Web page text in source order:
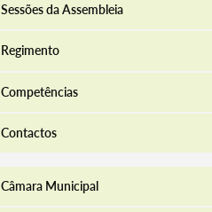
Sessões da Assembleia
Regimento
Competências
Contactos
Câmara Municipal